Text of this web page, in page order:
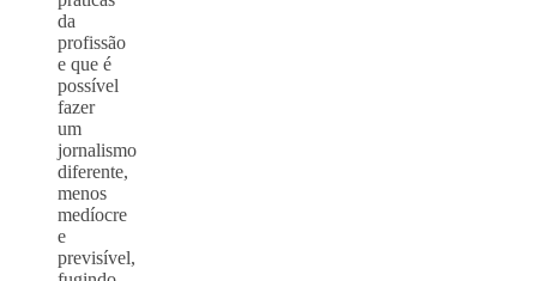
da
profissão
e que é
possível
fazer
um
jornalismo
diferente,
menos
medíocre
e
previsível,